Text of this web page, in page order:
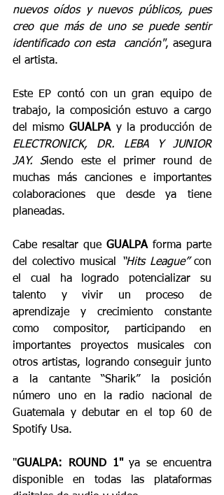
nuevos oídos y nuevos públicos, pues
creo que más de uno se puede sentir
identificado con esta  canción", asegura
el artista.
Este EP contó con un gran equipo de
trabajo, la composición estuvo a cargo
del mismo GUALPA
ELECTRONICK, DR. LEBA Y JUNIOR
JAY. Siendo este el primer round de
muchas más canciones e importantes
colaboraciones que desde ya tiene
planeadas.
Cabe resaltar que GUALPA forma parte
del colectivo musical
“Hits League” con
el cual ha logrado potencializar su
talento y vivir un proceso de
aprendizaje y crecimiento constante
como compositor, participando en
importantes proyectos musicales con
otros artistas, logrando conseguir junto
a la cantante “Sharik” la posición
número uno en la radio nacional de
Guatemala y debutar en el top 60 de
Spotify Usa.
"GUALPA: ROUND 1" ya se encuentra
disponible en todas las plataformas